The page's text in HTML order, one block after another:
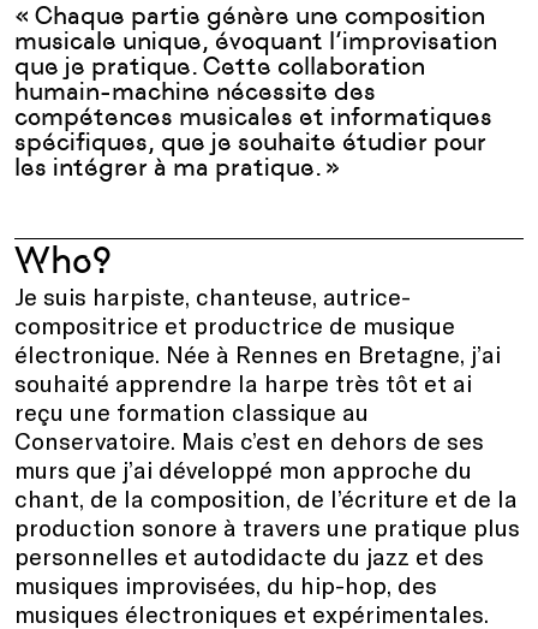
« Chaque partie génère une composition
musicale unique, évoquant l’improvisation
que je pratique. Cette collaboration
humain-machine nécessite des
compétences musicales et informatiques
spécifiques, que je souhaite étudier pour
les intégrer à ma pratique. »
Who?
Je suis harpiste, chanteuse, autrice-
compositrice et productrice de musique
électronique. Née à Rennes en Bretagne, j’ai
souhaité apprendre la harpe très tôt et ai
reçu une formation classique au
Conservatoire. Mais c’est en dehors de ses
murs que j’ai développé mon approche du
chant, de la composition, de l’écriture et de la
production sonore à travers une pratique plus
personnelles et autodidacte du jazz et des
musiques improvisées, du hip-hop, des
musiques électroniques et expérimentales.